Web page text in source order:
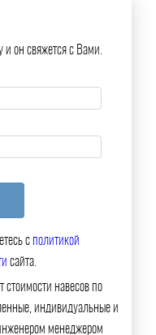
и он свяжется с Вами.
сполитикой
сайта.
стоимости навесов по
индивидуальные и
менеджером